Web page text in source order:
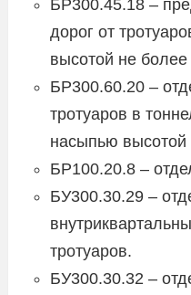
БР300.45.18 –
дорог от
высотой не
БР300.60.20 –
тротуаров в
насыпью
БР100.20.8 –
БУ300.30.29 –
тротуаров.
БУ300.30.32 –